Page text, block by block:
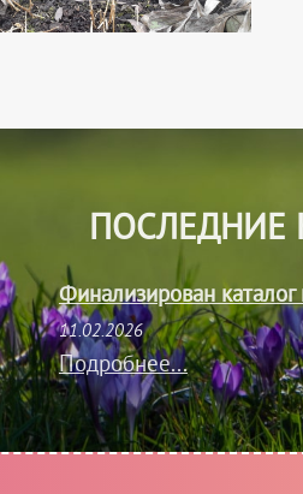
ПОСЛЕДНИЕ
Финализирован каталог
11.02.2026
Подробнее...